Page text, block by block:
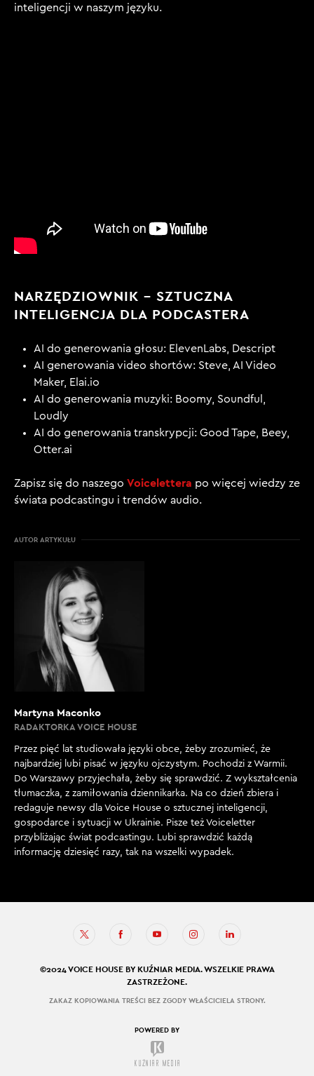
inteligencji w naszym języku.
NARZĘDZIOWNIK – SZTUCZNA
INTELIGENCJA DLA PODCASTERA
AI do generowania głosu: ElevenLabs, Descript
AI generowania video shortów: Steve, AI Video
Maker, Elai.io
AI do generowania muzyki: Boomy, Soundful,
Loudly
AI do generowania transkrypcji: Good Tape, Beey,
Otter.ai
Zapisz się do naszego Voicelettera po więcej wiedzy ze
świata podcastingu i trendów audio.
AUTOR ARTYKUŁU
Martyna Maconko
RADAKTORKA VOICE HOUSE
Przez pięć lat studiowała języki obce, żeby zrozumieć, że
najbardziej lubi pisać w języku ojczystym. Pochodzi z Warmii.
Do Warszawy przyjechała, żeby się sprawdzić. Z wykształcenia
tłumaczka, z zamiłowania dziennikarka. Na co dzień zbiera i
redaguje newsy dla Voice House o sztucznej inteligencji,
gospodarce i sytuacji w Ukrainie. Pisze też Voiceletter
przybliżając świat podcastingu. Lubi sprawdzić każdą
informację dziesięć razy, tak na wszelki wypadek.
©2024 VOICE HOUSE BY KUŹNIAR MEDIA. WSZELKIE PRAWA
ZASTRZEŻONE.
ZAKAZ KOPIOWANIA TREŚCI BEZ ZGODY WŁAŚCICIELA STRONY.
POWERED BY